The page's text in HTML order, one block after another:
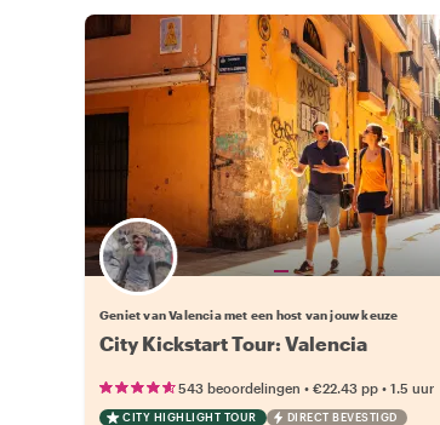
Kies jouw favoriete local
Geniet van Valencia met een host van jouw keuze
City Kickstart Tour: Valencia
543 beoordelingen • €22.43 pp • 1.5 uur
CITY HIGHLIGHT TOUR DIRECT BEVESTIGD